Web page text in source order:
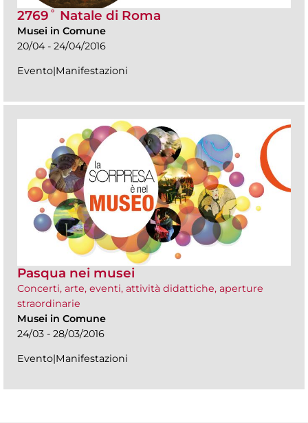
2769˚ Natale di Roma
Musei in Comune
20/04 - 24/04/2016
Evento|Manifestazioni
Pasqua nei musei
Concerti, arte, eventi, attività didattiche, aperture
straordinarie
Musei in Comune
24/03 - 28/03/2016
Evento|Manifestazioni